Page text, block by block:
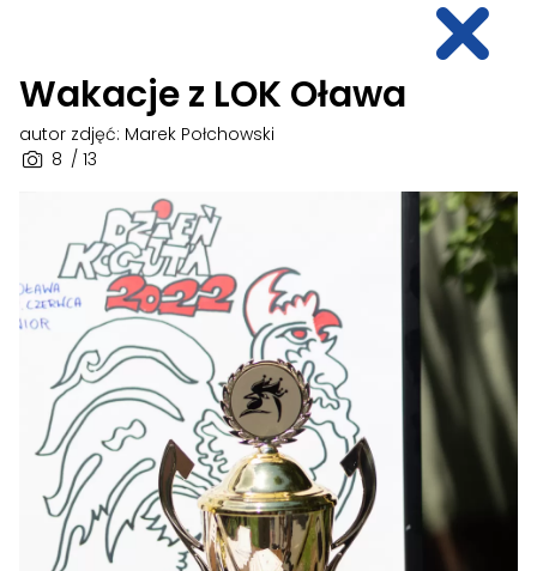
Wakacje z LOK Oława
8 / 13
autor zdjęć: Marek Połchowski